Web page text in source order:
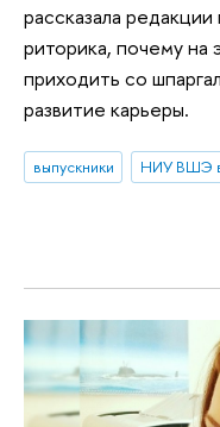
рассказала
риторика, почему
приходить со
развитие карьеры.
выпускники НИУ ВШЭ